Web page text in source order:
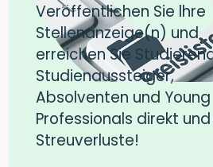
Veröffentlichen Sie lhre
Stellenanzeige(n) und
erreichen Sie
Studienaussteiger,
Absolventen und Young
Professionals direkt
Streuverluste!